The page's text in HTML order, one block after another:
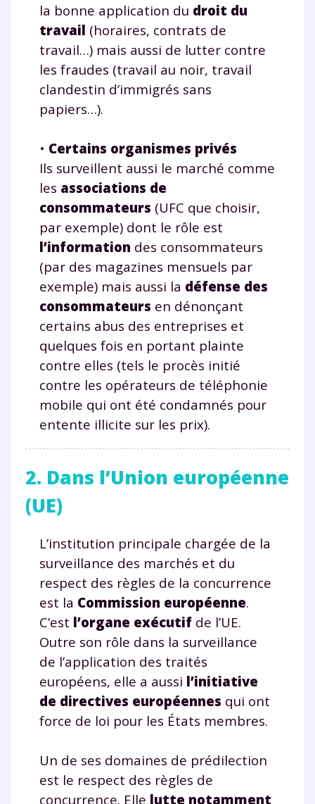
la bonne application du droit du
travail (horaires, contrats de
travail…) mais aussi de lutter contre
les fraudes (travail au noir, travail
clandestin d’immigrés sans
papiers…).
• Certains organismes privés
Ils surveillent aussi le marché comme
les associations de
consommateurs (UFC que choisir,
par exemple) dont le rôle est
l’information des consommateurs
(par des magazines mensuels par
exemple) mais aussi la défense des
consommateurs en dénonçant
certains abus des entreprises et
quelques fois en portant plainte
contre elles (tels le procès initié
contre les opérateurs de téléphonie
mobile qui ont été condamnés pour
entente illicite sur les prix).
2. Dans l’Union européenne
(UE)
L’institution principale chargée de la
surveillance des marchés et du
respect des règles de la concurrence
est la Commission européenne.
C’est l’organe exécutif de l’UE.
Outre son rôle dans la surveillance
de l’application des traités
européens, elle a aussi l’initiative
de directives européennes qui ont
force de loi pour les États membres.
Un de ses domaines de prédilection
est le respect des règles de
concurrence. Elle lutte notamment